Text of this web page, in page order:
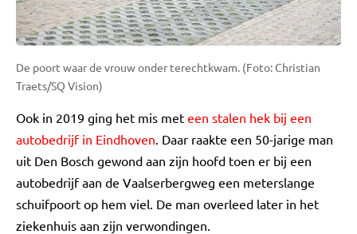
De poort waar de vrouw onder terechtkwam. (Foto: Christian
Traets/SQ Vision)
Ook in 2019 ging het mis met een stalen hek bij een
autobedrijf in Eindhoven. Daar raakte een 50-jarige man
uit Den Bosch gewond aan zijn hoofd toen er bij een
autobedrijf aan de Vaalserbergweg een meterslange
schuifpoort op hem viel. De man overleed later in het
ziekenhuis aan zijn verwondingen.